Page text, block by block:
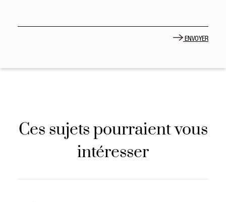
ENVOYER
Ces sujets pourraient vous
intéresser